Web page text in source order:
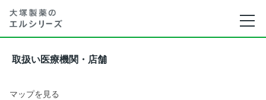
取扱い医療機関・店舗
マップを見る